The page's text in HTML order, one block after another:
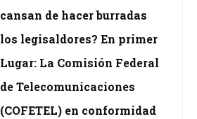
cansan de hacer burradas
los legisaldores? En primer
Lugar: La Comisión Federal
de Telecomunicaciones
(COFETEL) en conformidad